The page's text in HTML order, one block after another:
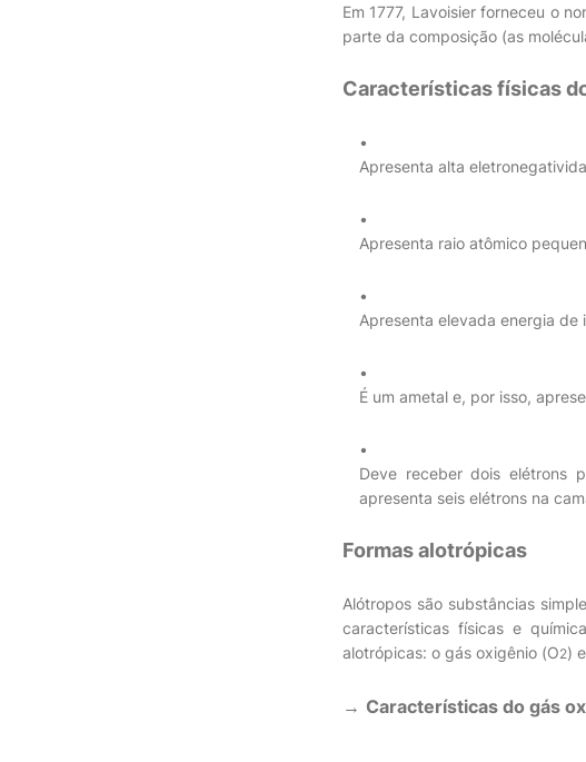
Em 1777, Lavoisier forneceu o
parte da composição (as
Características físicas
Apresenta alta
Apresenta raio atômico
Apresenta elevada energia de
É um ametal e, por isso,
Deve receber dois elétrons
apresenta seis elétrons na
Formas alotrópicas
Alótropos são substâncias
características físicas e
alotrópicas: o gás oxigênio (O2)
→ Características do gás